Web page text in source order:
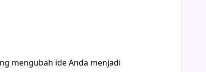
mengubah ide Anda menjadi